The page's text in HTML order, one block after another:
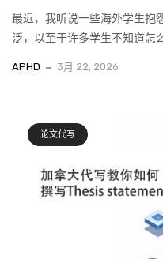
最近，我听说一些海外学生抱
泛，以至于许多学生不知道怎
APHD 3月 22, 2026
论文代写